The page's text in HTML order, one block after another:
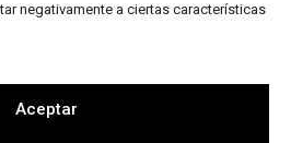
negativamente a ciertas características
Aceptar